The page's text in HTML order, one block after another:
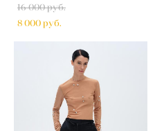
16 000 pуб.
8 000 pуб.